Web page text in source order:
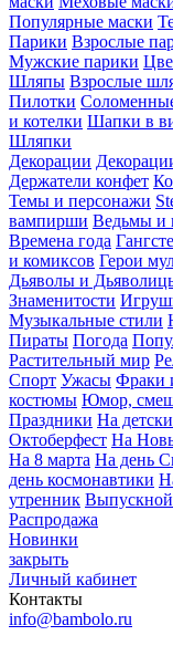
Популярные маски
Парики Взрослые
Мужские парики
Шляпы Взрослые
Пилотки
и котелки Шапки в
Шляпки
Декорации
Держатели конфет
Темы и персонажи
вампирши Ведьмы и
Времена года
и комиксов Герои
Дьяволы и
Знаменитости
Музыкальные стили
Пираты Погода
Растительный мир
Спорт Ужасы Фраки
костюмы Юмор,
Праздники На
Октоберфест На
На 8 марта На день
день космонавтики
утренник Выпускной
Распродажа
Новинки
закрыть
Личный кабинет
Контакты
info@bambolo.ru